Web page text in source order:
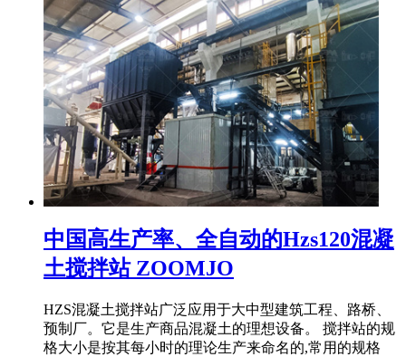
中国高生产率、全自动的Hzs120混凝
土搅拌站 ZOOMJO
HZS混凝土搅拌站广泛应用于大中型建筑工程、路桥、
预制厂。它是生产商品混凝土的理想设备。 搅拌站的规
格大小是按其每小时的理论生产来命名的,常用的规格